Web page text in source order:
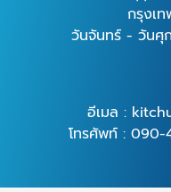
กรุงเ
วันจันทร์ - วันศุ
อีเมล :
โทรศัพท์ : 090-